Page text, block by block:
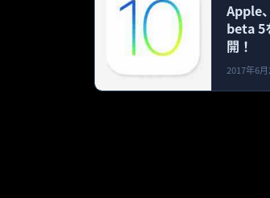
Apple
beta 5
開！
2017年6月